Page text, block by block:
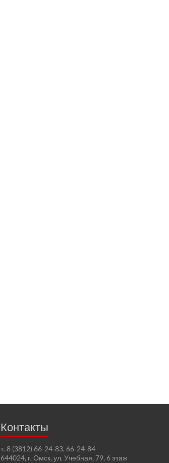
Контакты
т. 8 (3812) 66-24-83, 66-24-84
644024, г. Омск, ул. Учебная, 79, 6 этаж